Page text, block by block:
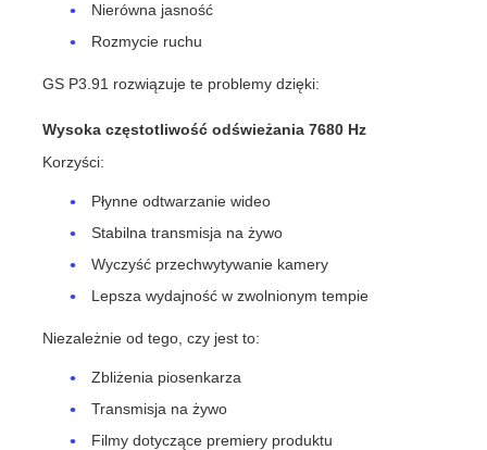
Nierówna jasność
Rozmycie ruchu
GS P3.91 rozwiązuje te problemy dzięki:
Wysoka częstotliwość odświeżania 7680 Hz
Korzyści:
Płynne odtwarzanie wideo
Stabilna transmisja na żywo
Wyczyść przechwytywanie kamery
Lepsza wydajność w zwolnionym tempie
Niezależnie od tego, czy jest to:
Zbliżenia piosenkarza
Transmisja na żywo
Filmy dotyczące premiery produktu